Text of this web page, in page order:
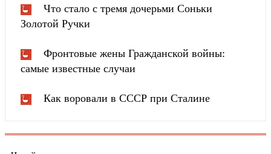
Что стало с тремя дочерьми Соньки
Золотой Ручки
Фронтовые жены Гражданской войны:
самые известные случаи
Как воровали в СССР при Сталине